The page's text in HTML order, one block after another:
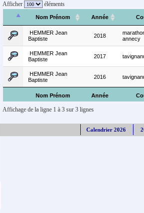
Afficher éléments
Nom Prénom Année
Nom Prénom Année
HEMMER Jean
Baptiste
2018
annecy
HEMMER Jean
Baptiste
2017
HEMMER Jean
Baptiste
2016
Affichage de la ligne 1 à 3 sur 3 lignes
Calendrier 2026